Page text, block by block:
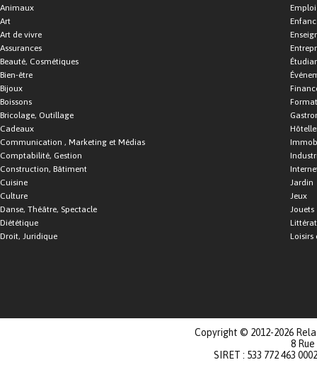
Animaux
Art
Art de vivre
Assurances
Beauté, Cosmétiques
Bien-être
Bijoux
Boissons
Bricolage, Outillage
Cadeaux
Communication , Marketing et Médias
Comptabilité, Gestion
Construction, Bâtiment
Cuisine
Culture
Danse, Théâtre, Spectacle
Diététique
Droit, Juridique
Emploi
Jardin
Jeux
Jouets
Loisirs
Copyright © 2012-2026
8
SIRET : 533 772 463